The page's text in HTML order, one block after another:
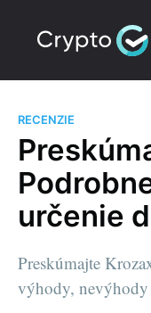
RECENZIE
určenie
Preskúmajte
výhody, nevýhody